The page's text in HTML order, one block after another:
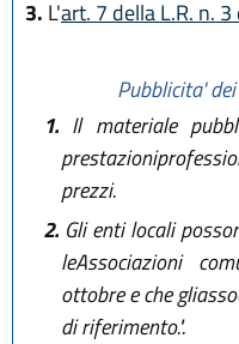
3. L'art. 7 della L.R. n.
Pubblicita'
1.Il materiale
prezzi.
2.Gli enti locali
leAssociazioni
ottobre e che
di riferimento.".